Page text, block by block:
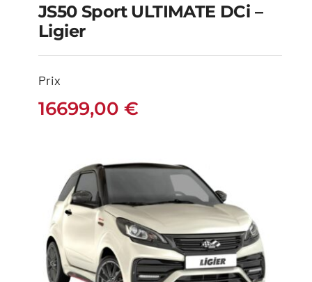
JS50 Sport ULTIMATE
16699,00
JS50 Sport ULTIMATE DCi –
Ligier
Prix
16699,00 €